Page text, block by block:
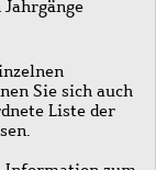
Sie sich auch
Liste der